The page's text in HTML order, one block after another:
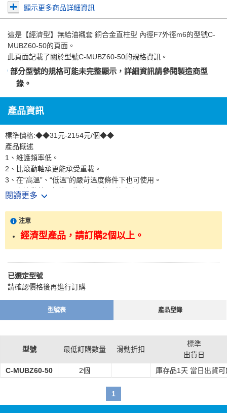
顯示更多商品詳細資訊
這是 【經濟型】無給油襯套 銅合金直柱型 內徑F7外徑m6的型號C-
MUBZ60-50的頁面。
此頁面記載了關於型號C-MUBZ60-50的規格資訊。
部分型號的規格可能未完整顯示，詳細資訊請參閱製造商型
錄 。
產品資訊
標準價格:◆◆31元-2154元/個◆◆
產品概述
1、維護頻率低。
2、比滾動軸承更能承受重載。
3、在“高溫”、“低溫”的嚴苛溫度條件下也可使用。
4、和滾動軸承相比，襯套厚度薄、節省空間。
產品特點
1、以高強度黃銅為基礎，鑲嵌了固體潤滑劑的複合產品。
閱讀更多
注意
經濟型產品，請訂購2個以上。
已選定型號
請確認價格後再進行訂購
型號表 產品型錄
型號 最低訂購數量 滑動折扣
標準
出貨日
C-MUBZ60-50
2個 庫存品1天 當日出貨可
1